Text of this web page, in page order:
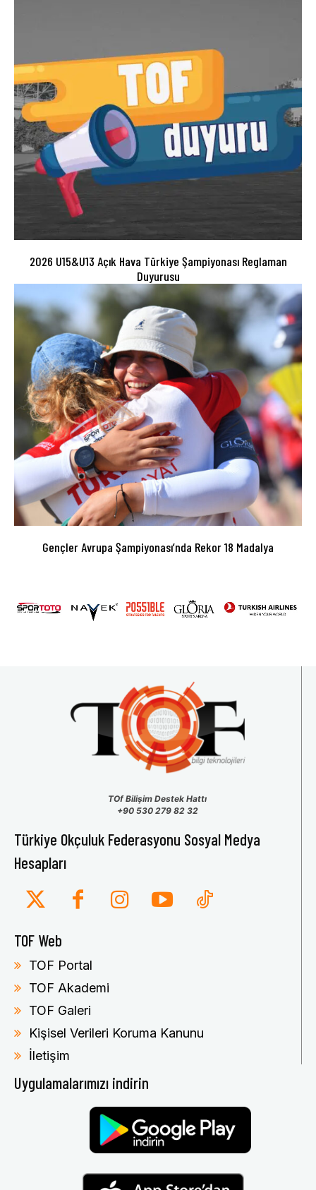
2026 U15&U13 Açık Hava Türkiye Şampiyonası Reglaman
Duyurusu
Gençler Avrupa Şampiyonası’nda Rekor 18 Madalya
TOf Bilişim Destek Hattı
+90 530 279 82 32
Türkiye Okçuluk Federasyonu Sosyal Medya
Hesapları
TOF Web
TOF Portal
TOF Akademi
TOF Galeri
Kişisel Verileri Koruma Kanunu
İletişim
Uygulamalarımızı indirin